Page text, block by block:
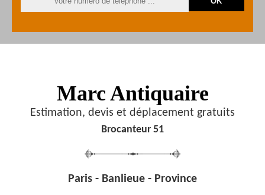
Marc Antiquaire
Estimation, devis et déplacement gratuits
Brocanteur 51
Paris - Banlieue - Province